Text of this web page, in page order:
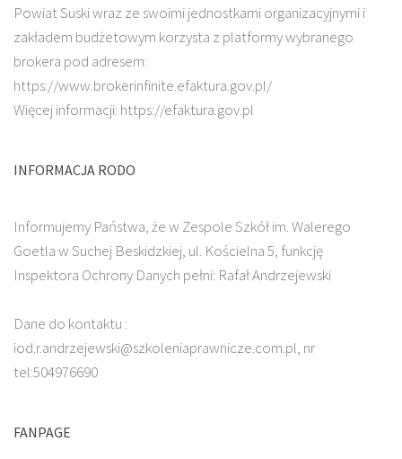
Powiat Suski wraz ze swoimi jednostkami organizacyjnymi i
zakładem budżetowym korzysta z platformy wybranego
brokera pod adresem:
https://www.brokerinfinite.efaktura.gov.pl/
Więcej informacji: https://efaktura.gov.pl
INFORMACJA RODO
Informujemy Państwa, że w Zespole Szkół im. Walerego
Goetla w Suchej Beskidzkiej, ul. Kościelna 5, funkcję
Inspektora Ochrony Danych pełni: Rafał Andrzejewski
Dane do kontaktu :
iod.r.andrzejewski@szkoleniaprawnicze.com.pl, nr
tel:504976690
FANPAGE